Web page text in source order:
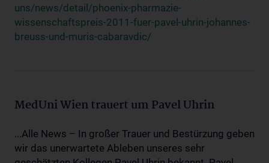
uns/news/detail/phoenix-pharmazie-
wissenschaftspreis-2011-fuer-pavel-uhrin-johannes-
breuss-und-muris-cabaravdic/
MedUni Wien trauert um Pavel Uhrin
...Alle News – In großer Trauer und Bestürzung geben
wir das unerwartete Ableben unseres sehr